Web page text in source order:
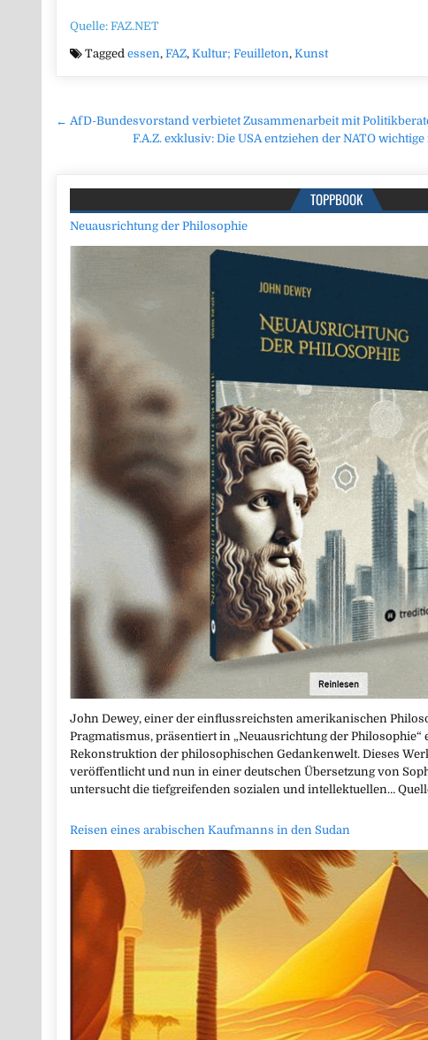
Quelle: FAZ.NET
Taggedessen,FAZ,Kultur; Feuilleton,Kunst
Beitragsnavigation
← AfD-Bundesvorstand verbietet Zusammenarbeit mit
F.A.Z. exklusiv: Die USA entziehen der NATO
TOPPBOOK
Neuausrichtung der Philosophie
John Dewey, einer der einflussreichsten amerikanischen
Pragmatismus, präsentiert in „Neuausrichtung der Philosophie“
Rekonstruktion der philosophischen Gedankenwelt. Dieses
veröffentlicht und nun in einer deutschen Übersetzung von
untersucht die tiefgreifenden sozialen und intellektuellen…
Reisen eines arabischen Kaufmanns in den Sudan